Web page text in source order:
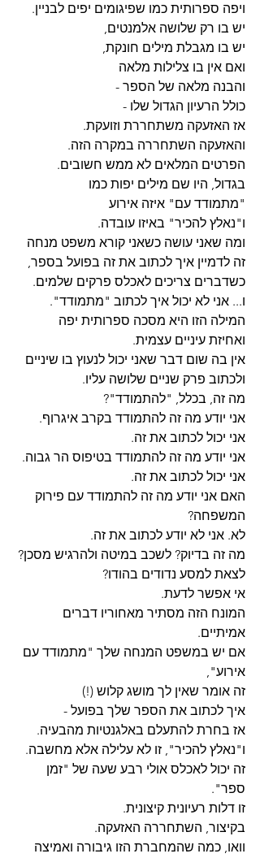
ויפה ספרותית כמו שפיגומים יפים לבניין.
יש בו רק שלושה אלמנטים,
יש בו מגבלת מילים חונקת,
ואם אין בו צלילות מלאה
והבנה מלאה של הספר -
כולל הרעיון הגדול שלו -
אז האזעקה משתחררת וזועקת.
והאזעקה השתחררה במקרה הזה.
הפרטים המלאים לא ממש חשובים.
בגדול, היו שם מילים יפות כמו
"מתמודד עם" איזה אירוע
ו"נאלץ להכיר" באיזו עובדה.
ומה שאני עושה כשאני קורא משפט מנחה
זה לדמיין איך לכתוב את זה בפועל בספר,
כשדברים צריכים לאכלס פרקים שלמים.
ו... אני לא יכול איך לכתוב "מתמודד".
המילה הזו היא מסכה ספרותית יפה
ואחיזת עיניים עצמית.
אין בה שום דבר שאני יכול לנעוץ בו שיניים
ולכתוב פרק שניים שלושה עליו.
מה זה, בכלל, "להתמודד"?
אני יודע מה זה להתמודד בקרב איגרוף.
אני יכול לכתוב את זה.
אני יודע מה זה להתמודד בטיפוס הר גבוה.
אני יכול לכתוב את זה.
האם אני יודע מה זה להתמודד עם פירוק
המשפחה?
לא. אני לא יודע לכתוב את זה.
מה זה בדיוק? לשכב במיטה ולהרגיש מסכן?
לצאת למסע נדודים בהודו?
אי אפשר לדעת.
המונח הזה מסתיר מאחוריו דברים
אמיתיים.
אם יש במשפט המנחה שלך "מתמודד עם
אירוע",
זה אומר שאין לך מושג קלוש (!)
איך לכתוב את הספר שלך בפועל -
אז בחרת להתעלם באלגנטיות מהבעיה.
ו"נאלץ להכיר", זו לא עלילה אלא מחשבה.
זה יכול לאכלס אולי רבע שעה של "זמן
ספר".
זו דלות רעיונית קיצונית.
בקיצור, השתחררה האזעקה.
וואו, כמה שהמחברת הזו גיבורה ואמיצה